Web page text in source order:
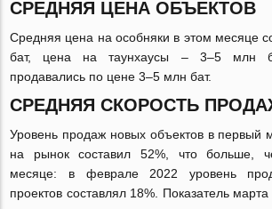
СРЕДНЯЯ ЦЕНА ОБЪЕКТОВ
Средняя цена на особняки в этом месяце
бат, цена на таунхаусы – 3–5 млн
продавались по цене 3–5 млн бат.
СРЕДНЯЯ СКОРОСТЬ
Уровень продаж новых объектов в первый
на рынок составил 52%, что больше,
месяце: в феврале 2022 уровень
проектов составлял 18%. Показатель